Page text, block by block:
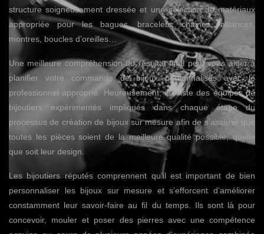
structure soigneusement dressée et une sélection de matériaux
appropriée pour les bagues, bracelets, chaines, alliances,
montres, boucles d’oreilles…
Une meilleure compréhension du résultat final peut vous aider à
planifier votre commande de bijoux personnalisés avec le
professionnel approprié. Heureusement, il existe des équipes de
bijoutiers expérimentés impliqués dans chaque étape du
processus de création de bijoux sur mesure afin de s’assurer que
toutes les pièces soient de la meilleure qualité possible, quelle
que soit leur design.
Les bijoutiers réputés comprennent qu’il est important de bien
personnaliser les bijoux sur mesure et s’efforcent d’améliorer
constamment leur savoir-faire au fil du temps. Ils sont là pour
concevoir, mouler et poser des pierres avec une compétence